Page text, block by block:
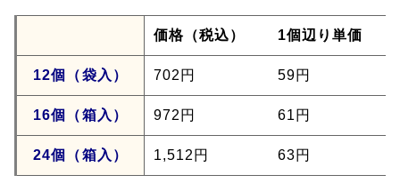
価格（税込） 1個辺り単価
12個（袋入） 702円 59円
16個（箱入） 972円 61円
24個（箱入） 1,512円 63円